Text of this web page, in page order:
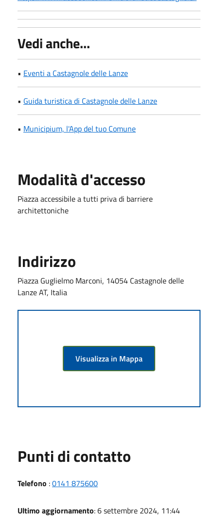
Vedi anche...
• Eventi a Castagnole delle Lanze
• Guida turistica di Castagnole delle Lanze
• Municipium, l'App del tuo Comune
Modalità d'accesso
Piazza accessibile a tutti priva di barriere
architettoniche
Indirizzo
Piazza Guglielmo Marconi, 14054 Castagnole delle
Lanze AT, Italia
Visualizza in Mappa
Punti di contatto
Telefono :0141 875600
Ultimo aggiornamento: 6 settembre 2024, 11:44